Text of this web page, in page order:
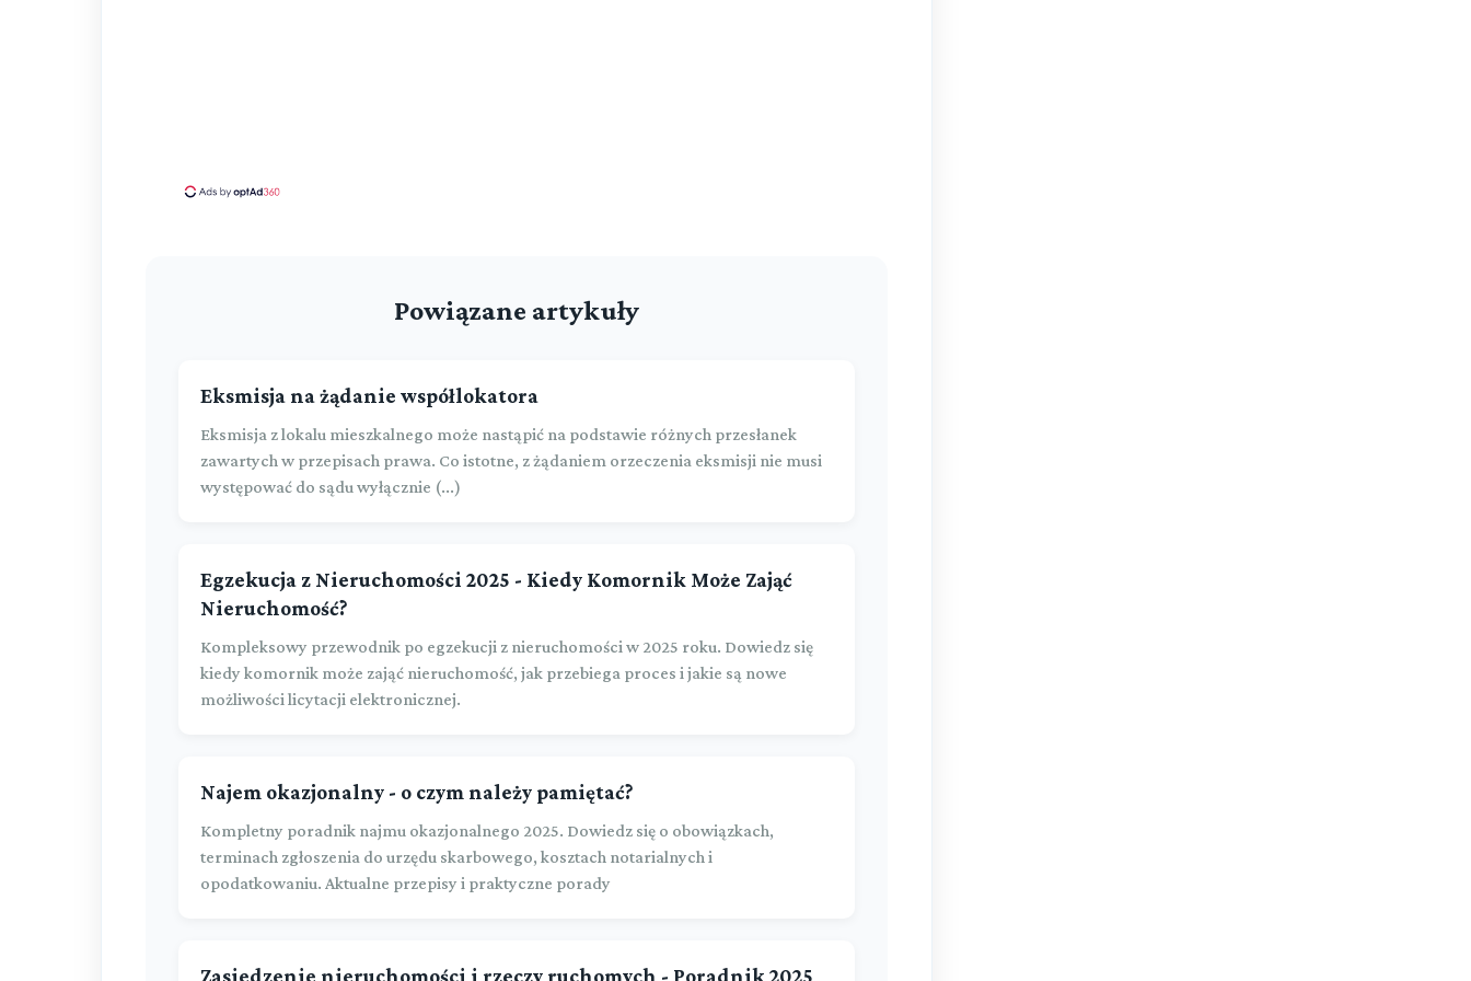
Powiązane artykuły
Eksmisja na żądanie współlokatora
Eksmisja z lokalu mieszkalnego może nastąpić na podstawie różnych przesłanek
zawartych w przepisach prawa. Co istotne, z żądaniem orzeczenia eksmisji nie musi
występować do sądu wyłącznie (...)
Egzekucja z Nieruchomości 2025 - Kiedy Komornik Może Zająć
Nieruchomość?
Kompleksowy przewodnik po egzekucji z nieruchomości w 2025 roku. Dowiedz się
kiedy komornik może zająć nieruchomość, jak przebiega proces i jakie są nowe
możliwości licytacji elektronicznej.
Najem okazjonalny - o czym należy pamiętać?
Kompletny poradnik najmu okazjonalnego 2025. Dowiedz się o obowiązkach,
terminach zgłoszenia do urzędu skarbowego, kosztach notarialnych i
opodatkowaniu. Aktualne przepisy i praktyczne porady
Zasiedzenie nieruchomości i rzeczy ruchomych - Poradnik 2025